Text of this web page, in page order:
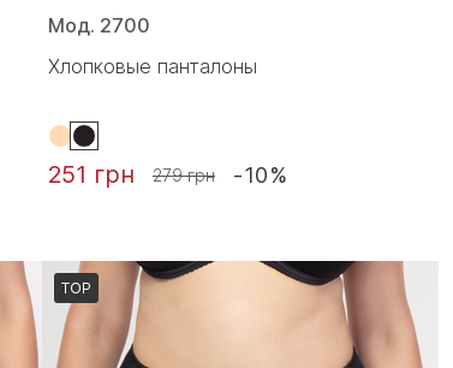
Мод. 2700
Хлопковые панталоны
251 грн 279 грн -10%
TOP